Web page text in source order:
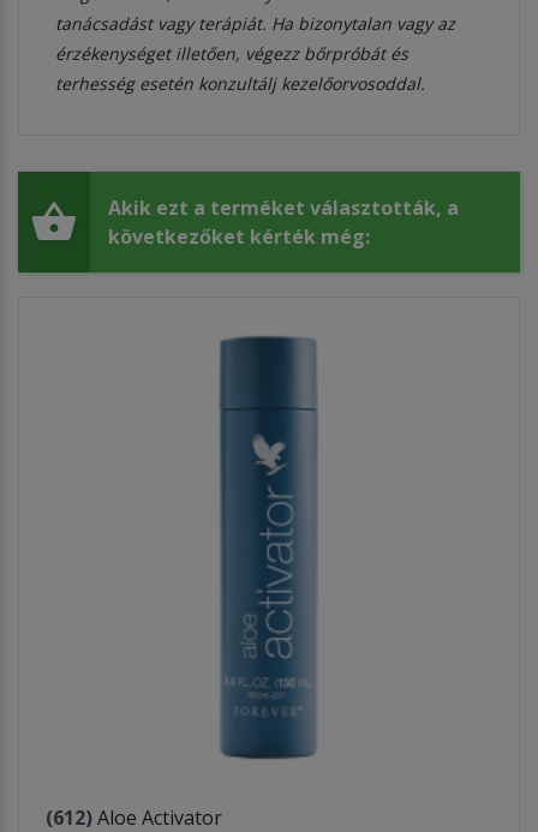
tanácsadást vagy terápiát. Ha bizonytalan vagy az
érzékenységet illetően, végezz bőrpróbát és
terhesség esetén konzultálj kezelőorvosoddal.
Akik ezt a terméket választották, a
következőket kérték még:
(612)Aloe Activator